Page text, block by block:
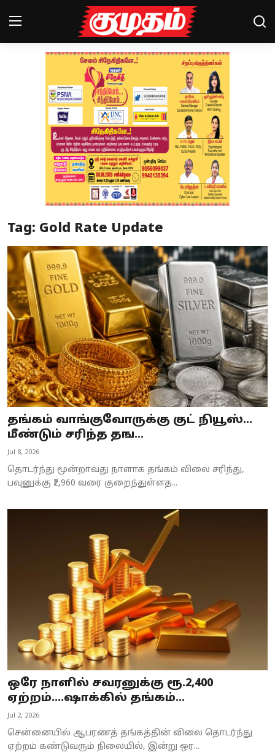
Magazines
Special Story
Business
Crime
Tamilnadu
National
World
Astrology
Spirituality
Weather
Politics
Tag: Gold Rate Update
தங்கம் வாங்குவோருக்கு குட் நியூஸ்...
மீண்டும் சரிந்த தங...
Jul 8, 2026
தொடர்ந்து மூன்றாவது நாளாக தங்கம் விலை சரிந்து,
பவுனுக்கு ₹2,960 வரை குறைந்துள்ளத...
ஒரே நாளில் சவரனுக்கு ரூ.2,400
ஏற்றம்....ஷாக்கில் தங்கம்...
Jul 2, 2026
சென்னையில் ஆபரணத் தங்கத்தின் விலை தொடர்ந்து
ஏற்றம் கண்டுவரும் நிலையில், இன்று ஒர...